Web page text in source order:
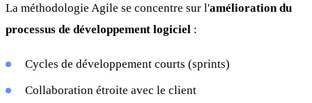
La méthodologie Agile se concentre sur l'amélioration du
processus de développement logiciel :
Cycles de développement courts (sprints)
Collaboration étroite avec le client